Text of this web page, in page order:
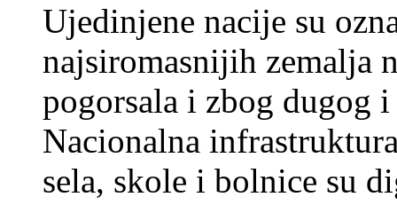
Ujedinjene nacije su
najsiromasnijih zemalja
pogorsala i zbog dugog
Nacionalna
sela, skole i bolnice su